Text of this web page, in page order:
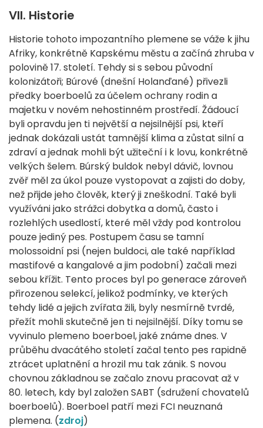
VII. Historie
Historie tohoto impozantního plemene se váže k jihu
Afriky, konkrétně Kapskému městu a začíná zhruba v
polovině 17. století. Tehdy si s sebou původní
kolonizátoři; Búrové (dnešní Holanďané) přivezli
předky boerboelů za účelem ochrany rodin a
majetku v novém nehostinném prostředí. Žádoucí
byli opravdu jen ti největší a nejsilnější psi, kteří
jednak dokázali ustát tamnější klima a zůstat silní a
zdraví a jednak mohli být užiteční i k lovu, konkrétně
velkých šelem. Búrský buldok nebyl dávič, lovnou
zvěř měl za úkol pouze vystopovat a zajisti do doby,
než přijde jeho člověk, který ji zneškodní. Také byli
využíváni jako strážci dobytka a domů, často i
rozlehlých usedlostí, které měl vždy pod kontrolou
pouze jediný pes. Postupem času se tamní
molossoidní psi (nejen buldoci, ale také například
mastifové a kangalové a jim podobní) začali mezi
sebou křížit. Tento proces byl po generace zároveň
přirozenou selekcí, jelikož podmínky, ve kterých
tehdy lidé a jejich zvířata žili, byly nesmírně tvrdé,
přežít mohli skutečně jen ti nejsilnější. Díky tomu se
vyvinulo plemeno boerboel, jaké známe dnes. V
průběhu dvacátého století začal tento pes rapidně
ztrácet uplatnění a hrozil mu tak zánik. S novou
chovnou základnou se začalo znovu pracovat až v
80. letech, kdy byl založen SABT (sdružení chovatelů
boerboelů). Boerboel patří mezi FCI neuznaná
plemena. (zdroj)